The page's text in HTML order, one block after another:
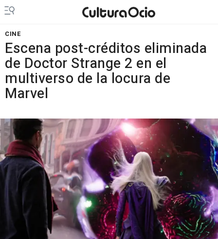
CINE
Escena post-créditos eliminada
de Doctor Strange 2 en el
multiverso de la locura de
Marvel